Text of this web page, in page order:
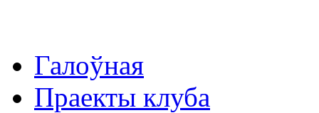
Галоўная
Праекты клуба